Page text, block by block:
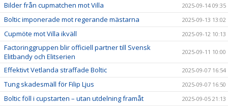
Bilder från cupmatchen mot Villa 2025-09-14 09:35
Boltic imponerade mot regerande mästarna 2025-09-13 13:02
Cupmöte mot Villa ikväll 2025-09-12 10:13
Factoringgruppen blir officiell partner till Svensk
Elitbandy och Elitserien
2025-09-11 10:00
Effektivt Vetlanda straffade Boltic 2025-09-07 16:54
Tung skadesmäll för Filip Ljus 2025-09-07 16:50
Boltic föll i cupstarten – utan utdelning framåt 2025-09-05 21:13